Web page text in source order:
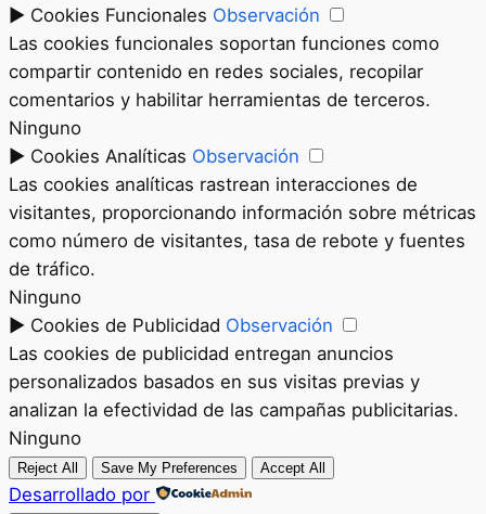
► Cookies Funcionales Observación
Las cookies funcionales soportan funciones como
compartir contenido en redes sociales, recopilar
comentarios y habilitar herramientas de terceros.
Ninguno
► Cookies Analíticas Observación
Las cookies analíticas rastrean interacciones de
visitantes, proporcionando información sobre métricas
como número de visitantes, tasa de rebote y fuentes
de tráfico.
Ninguno
► Cookies de Publicidad Observación
Las cookies de publicidad entregan anuncios
personalizados basados en sus visitas previas y
analizan la efectividad de las campañas publicitarias.
Ninguno
Reject All Save My Preferences Accept All
Desarrollado por